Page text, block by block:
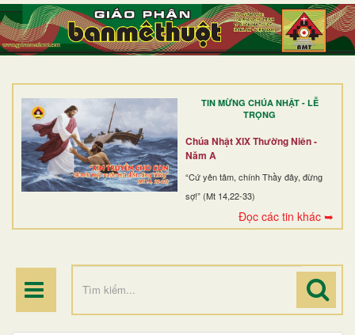
TIN MỪNG CHÚA NHẬT - LỄ
TRỌNG
Chúa Nhật XIX Thường Niên -
Năm A
“Cứ yên tâm, chính Thầy đây, đừng
sợ!” (Mt 14,22-33)
Đọc các tin khác ➥
TRANG NHẤT
GIỚI THIỆU
DÒNG TU
BAN MỤC VỤ
ĐOÀN THỂ CG
ĐIỂM HÀNH HƯƠNG